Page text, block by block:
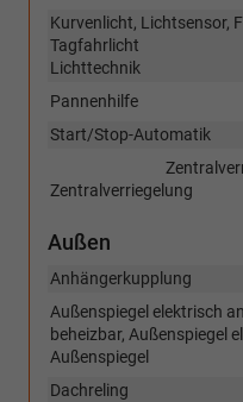
Kurvenlicht, Lichtsensor,
Tagfahrlicht
Lichttechnik
Pannenhilfe
Start/Stop-Automatik
Zentralverriegelung
Außen
Anhängerkupplung
Außenspiegel elektrisch
beheizbar, Außenspiegel
Außenspiegel
Dachreling